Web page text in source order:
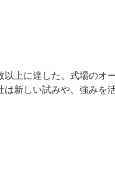
上に達した。式場の
新しい試みや、強みを